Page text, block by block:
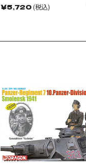
￥5,720(税込)